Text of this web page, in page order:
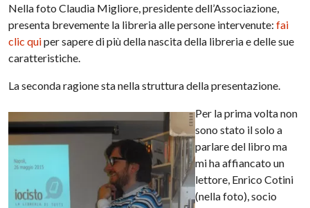
Nella foto Claudia Migliore, presidente dell’Associazione,
presenta brevemente la libreria alle persone intervenute:fai
clic quiper sapere di più della nascita della libreria e delle sue
caratteristiche.
La seconda ragione sta nella struttura della presentazione.
Per la prima volta non
sono stato il solo a
parlare del libro ma
mi ha affiancato un
lettore, Enrico Cotini
(nella foto), socio